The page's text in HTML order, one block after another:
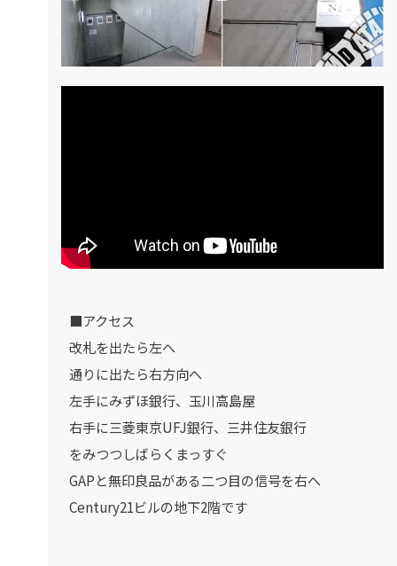
■アクセス
改札を出たら左へ
通りに出たら右方向へ
左手にみずほ銀行、玉川高島屋
右手に三菱東京UFJ銀行、三井住友銀行
をみつつしばらくまっすぐ
GAPと無印良品がある二つ目の信号を右へ
Century21ビルの地下2階です